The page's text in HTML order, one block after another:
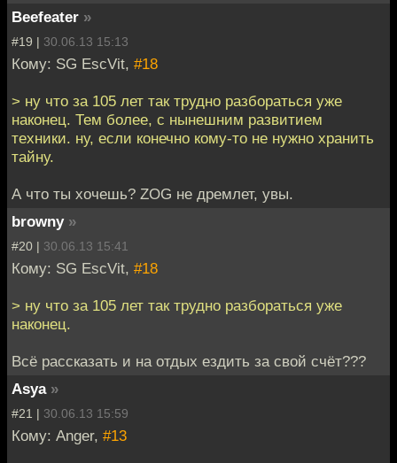
Beefeater »
#19 | 30.06.13 15:13
Кому: SG EscVit, #18
> ну что за 105 лет так трудно разбораться уже
наконец. Тем более, с нынешним развитием
техники. ну, если конечно кому-то не нужно хранить
тайну.
А что ты хочешь? ZOG не дремлет, увы.
browny »
#20 | 30.06.13 15:41
Кому: SG EscVit, #18
> ну что за 105 лет так трудно разбораться уже
наконец.
Всё рассказать и на отдых ездить за свой счёт???
Asya »
#21 | 30.06.13 15:59
Кому: Anger, #13